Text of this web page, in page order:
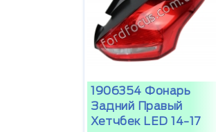
1906354 Фонарь
Задний Правый
Хетчбек LED 14-17